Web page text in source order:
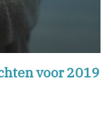
voor 2019